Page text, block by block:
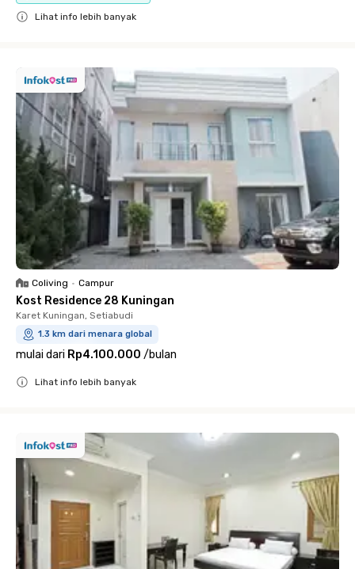
Lihat info lebih banyak
Coliving • Campur
Kost Residence 28 Kuningan
Karet Kuningan, Setiabudi
1.3 km dari menara global
mulai dari Rp4.100.000 /bulan
Lihat info lebih banyak